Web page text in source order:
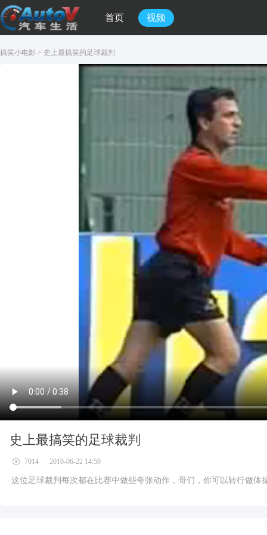
首页 视频
搞笑小电影 > 史上最搞笑的足球裁判
史上最搞笑的足球裁判
7014 2010-06-22 14:59
这位足球裁判每次都在比赛中做些夸张动作，哥们，你可以转行做体